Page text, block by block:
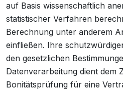
auf Basis wissenschaftlich
statistischer Verfahren
Berechnung unter anderem
einfließen. Ihre
den gesetzlichen
Datenverarbeitung dient dem
Bonitätsprüfung für eine